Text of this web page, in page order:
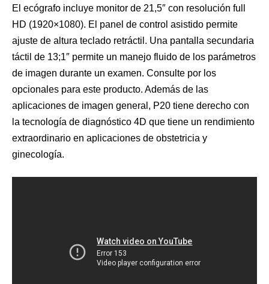
El ecógrafo incluye monitor de 21,5″ con resolución full
HD (1920×1080). El panel de control asistido permite
ajuste de altura teclado retráctil. Una pantalla secundaria
táctil de 13;1″ permite un manejo fluido de los parámetros
de imagen durante un examen. Consulte por los
opcionales para este producto. Además de las
aplicaciones de imagen general, P20 tiene derecho con
la tecnología de diagnóstico 4D que tiene un rendimiento
extraordinario en aplicaciones de obstetricia y
ginecología.